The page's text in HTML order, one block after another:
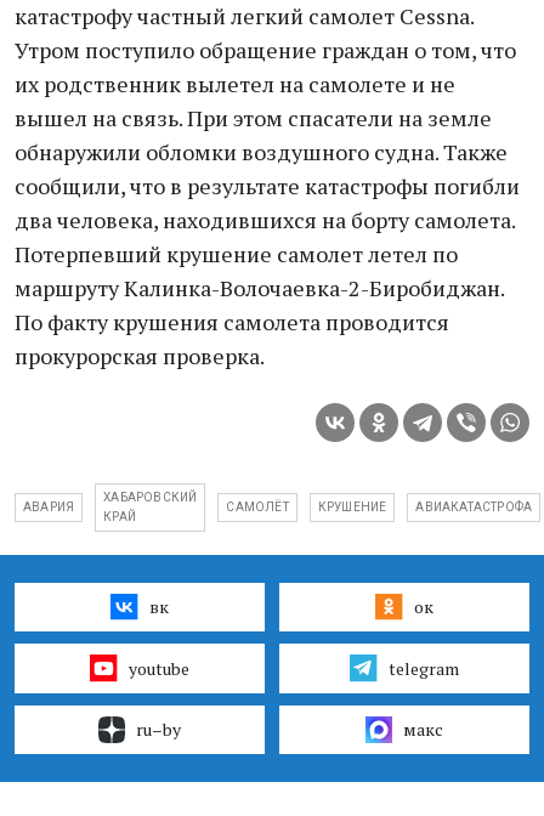
катастрофу частный легкий самолет Cessna.
Утром поступило обращение граждан о том, что
их родственник вылетел на самолете и не
вышел на связь. При этом спасатели на земле
обнаружили обломки воздушного судна. Также
сообщили, что в результате катастрофы погибли
два человека, находившихся на борту самолета.
Потерпевший крушение самолет летел по
маршруту Калинка-Волочаевка-2-Биробиджан.
По факту крушения самолета проводится
прокурорская проверка.
АВАРИЯ
ХАБАРОВСКИЙ
КРАЙ
САМОЛЁТ КРУШЕНИЕ АВИАКАТАСТРОФА
вк ок
youtube telegram
ru–by макс